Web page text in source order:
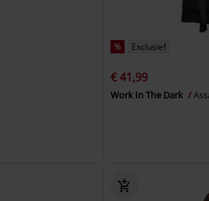
% Exclusief
€ 41,99
Work In The Dark